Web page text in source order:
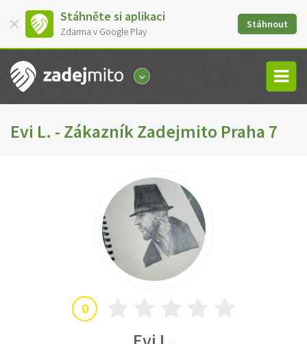
Stáhněte si aplikaci
Zdarma v Google Play
Stáhnout
Evi L. - Zákazník Zadejmito Praha 7
0